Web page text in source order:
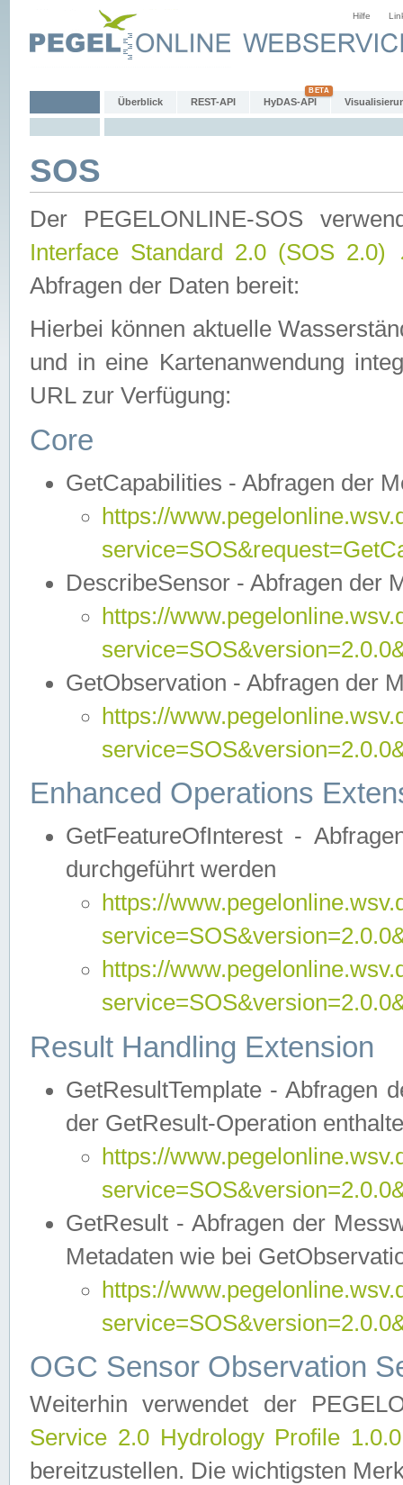
Hilfe
Überblick REST-API HyDAS-API
SOS
Der PEGELONLINE-SOS
Interface Standard 2.0 (SOS 2.0)
Abfragen der Daten bereit:
Hierbei können aktuelle
und in eine Kartenanwendung
URL zur Verfügung:
Core
GetCapabilities - Abfragen der
https://
DescribeSensor - Abfragen der
https://
GetObservation - Abfragen der
https://
Enhanced Operations
GetFeatureOfInterest -
durchgeführt werden
https://
https://
Result Handling Extension
GetResultTemplate - Abfragen
der GetResult-Operation
https://
GetResult - Abfragen der
Metadaten wie bei
https://
OGC Sensor Observation
Weiterhin verwendet der
Service 2.0 Hydrology Profile
bereitzustellen. Die wichtigsten